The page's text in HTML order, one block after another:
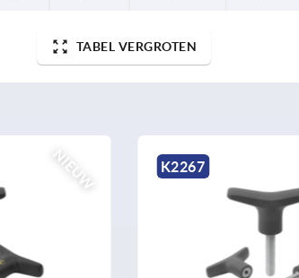
TABEL VERGROTEN
NIEUW K2265